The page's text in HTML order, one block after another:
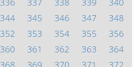
344 345 346 347
348
352 353 354 355
356
360 361 362 363
364